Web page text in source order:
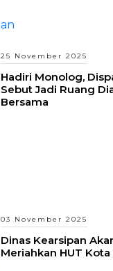
25 November 2025
Hadiri Monolog,
Sebut Jadi Ruang
Bersama
03 November 2025
Dinas Kearsipan
Meriahkan HUT Kota